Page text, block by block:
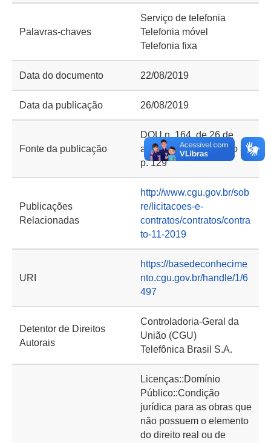
Palavras-chaves
Serviço de telefonia
Telefonia móvel
Telefonia fixa
Data do documento 22/08/2019
Data da publicação 26/08/2019
Fonte da publicação
DOU n. 164, de 26 de
agosto de 2019, seção 3.
p. 129
Publicações
Relacionadas
http://www.cgu.gov.br/sob
re/licitacoes-e-
contratos/contratos/contra
to-11-2019
URI
https://basedeconhecime
nto.cgu.gov.br/handle/1/6
497
Detentor de Direitos
Autorais
Controladoria-Geral da
União (CGU)
Telefônica Brasil S.A.
Licenças::Domínio
Público::Condição
jurídica para as obras que
não possuem o elemento
do direito real ou de